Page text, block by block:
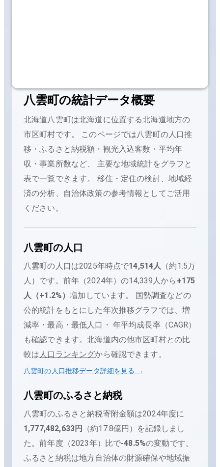
八雲町の統計データ概要
北海道八雲町は北海道に位置する北海道地方の
市区町村です。 このページでは 八雲町の人口推
移・ふるさと納税額・観光入込客数・平均年
収・事業所数など、 主要な地域統計をグラフと
表で一覧できます。 移住・定住の検討、地域経
済の分析、自治体政策の参考情報としてご活用
ください。
八雲町の人口
八雲町の人口は2025年時点で14,514人 （約1.5万
人 ）です。 前年（2024年）の14,339 人から +175
人（+1.2%）増加 しています。
国勢調査などの
公的統計をもとにした年次推移グラフでは、増
減率・最高・最低人口・ 年平均成長率（CAGR）
も確認できます。北海道内の他市区町村との比
較は 人口ランキングから確認できます。
八雲町の人口推移データ詳細を見る →
八雲町のふるさと納税
八雲町のふるさと納税寄附金額は2024年度に
1,777,482,633円 （約17.8億円 ）を記録しまし
た。前年度（2023年）比で-48.5%の変動です。
ふるさと納税は地方自治体の財源確保や地域振